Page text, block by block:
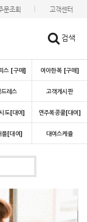
문조회 고객센터
검색
스 [구매] 여아한복 [구매]
레스 고객게시판
도[대여] 연주복콩쿨[대여]
플[대여] 대여스케쥴